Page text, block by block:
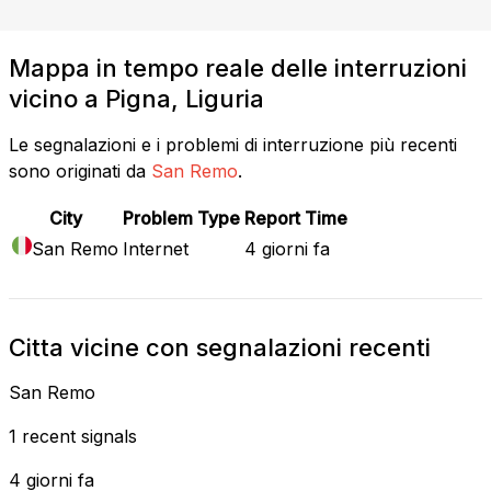
Mappa in tempo reale delle interruzioni
vicino a Pigna, Liguria
Le segnalazioni e i problemi di interruzione più recenti
sono originati da San Remo.
City Problem Type Report Time
San Remo Internet 4 giorni fa
Citta vicine con segnalazioni recenti
San Remo
1 recent signals
4 giorni fa